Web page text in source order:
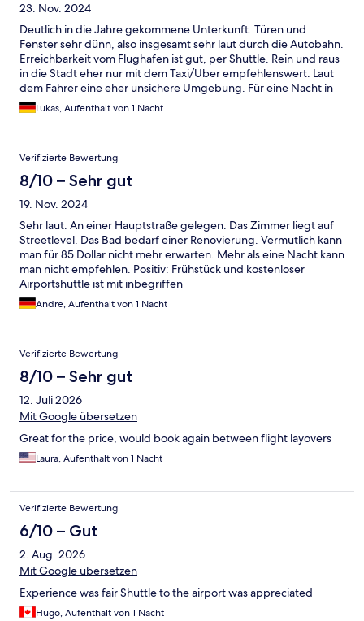
23. Nov. 2024
Deutlich in die Jahre gekommene Unterkunft. Türen und
Fenster sehr dünn, also insgesamt sehr laut durch die Autobahn.
Erreichbarkeit vom Flughafen ist gut, per Shuttle. Rein und raus
in die Stadt eher nur mit dem Taxi/Uber empfehlenswert. Laut
dem Fahrer eine eher unsichere Umgebung. Für eine Nacht in
der Nähe des Flughafens aber okay.
Lukas, Aufenthalt von 1 Nacht
Verifizierte Bewertung
8/10 – Sehr gut
19. Nov. 2024
Sehr laut. An einer Hauptstraße gelegen. Das Zimmer liegt auf
Streetlevel. Das Bad bedarf einer Renovierung. Vermutlich kann
man für 85 Dollar nicht mehr erwarten. Mehr als eine Nacht kann
man nicht empfehlen. Positiv: Frühstück und kostenloser
Airportshuttle ist mit inbegriffen
Andre, Aufenthalt von 1 Nacht
Verifizierte Bewertung
8/10 – Sehr gut
12. Juli 2026
Mit Google übersetzen
Great for the price, would book again between flight layovers
Laura, Aufenthalt von 1 Nacht
Verifizierte Bewertung
6/10 – Gut
2. Aug. 2026
Mit Google übersetzen
Experience was fair Shuttle to the airport was appreciated
Hugo, Aufenthalt von 1 Nacht